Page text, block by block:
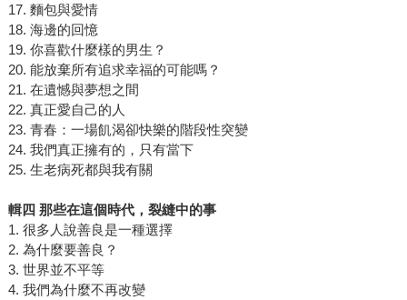
17. 麵包與愛情
18. 海邊的回憶
19. 你喜歡什麼樣的男生？
20. 能放棄所有追求幸福的可能嗎？
21. 在遺憾與夢想之間
22. 真正愛自己的人
23. 青春：一場飢渴卻快樂的階段性突變
24. 我們真正擁有的，只有當下
25. 生老病死都與我有關
輯四 那些在這個時代，裂縫中的事
1. 很多人說善良是一種選擇
2. 為什麼要善良？
3. 世界並不平等
4. 我們為什麼不再改變